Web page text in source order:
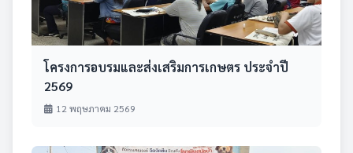
โครงการอบรมและส่งเสริมการเกษตร ประจำปี
2569
12 พฤษภาคม 2569